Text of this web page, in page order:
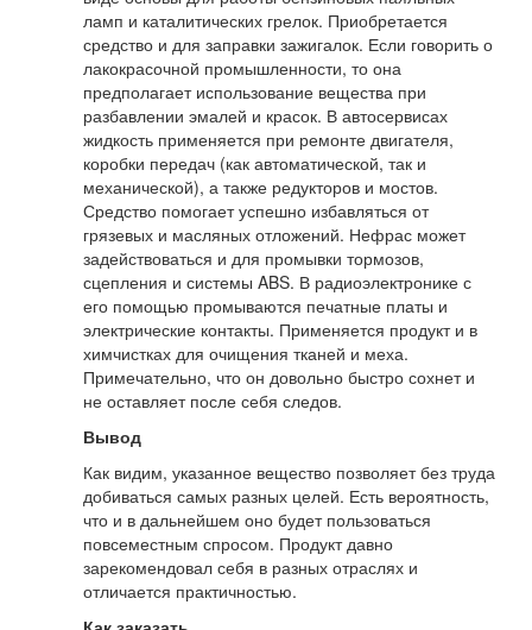
ламп и каталитических грелок. Приобретается
средство и для заправки зажигалок. Если говорить о
лакокрасочной промышленности, то она
предполагает использование вещества при
разбавлении эмалей и красок. В автосервисах
жидкость применяется при ремонте двигателя,
коробки передач (как автоматической, так и
механической), а также редукторов и мостов.
Средство помогает успешно избавляться от
грязевых и масляных отложений. Нефрас может
задействоваться и для промывки тормозов,
сцепления и системы ABS. В радиоэлектронике с
его помощью промываются печатные платы и
электрические контакты. Применяется продукт и в
химчистках для очищения тканей и меха.
Примечательно, что он довольно быстро сохнет и
не оставляет после себя следов.
Вывод
Как видим, указанное вещество позволяет без труда
добиваться самых разных целей. Есть вероятность,
что и в дальнейшем оно будет пользоваться
повсеместным спросом. Продукт давно
зарекомендовал себя в разных отраслях и
отличается практичностью.